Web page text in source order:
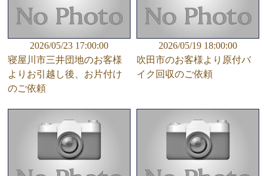
2026/05/23 17:00:00
寝屋川市三井団地のお客様
よりお引越し後、お片付け
のご依頼
2026/05/19 18:00:00
吹田市のお客様より原付バ
イク回収のご依頼